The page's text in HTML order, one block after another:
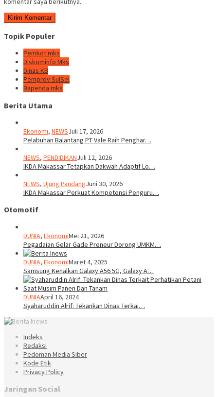
Topik Populer
Pemkot mks
Diskominfo Mks
Dinas KB
Pemprov SulSel
Bapenda mks
Berita Utama
Ekonomi, NEWSJuli 17, 2026
Pelabuhan Balantang PT Vale Raih Penghar…
NEWS, PENDIDIKANJuli 12, 2026
IKDA Makassar Tetapkan Dakwah Adaptif Lo…
NEWS, Ujung PandangJuni 30, 2026
IKDA Makassar Perkuat Kompetensi Penguru…
Otomotif
DUNIA, EkonomiMei 21, 2026
Pegadaian Gelar Gade Preneur Dorong UMKM…
DUNIA, EkonomiMaret 4, 2025
Samsung Kenalkan Galaxy A56 5G, Galaxy A…
DUNIAApril 16, 2024
Syaharuddin Alrif: Tekankan Dinas Terkai…
Indeks
Redaksi
Pedoman Media Siber
Kode Etik
Privacy Policy
Jaringan Social